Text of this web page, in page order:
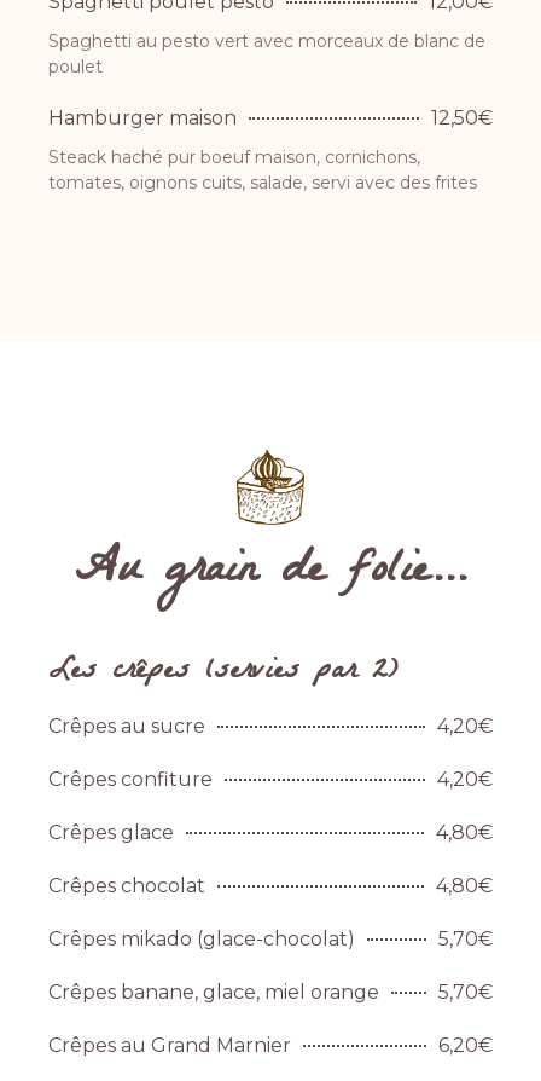
Spaghetti au pesto vert avec morceaux de blanc de
poulet
Hamburger maison 12,50€
Steack haché pur boeuf maison, cornichons,
tomates, oignons cuits, salade, servi avec des frites
Au grain de folie...
Les crêpes (servies par 2)
Crêpes au sucre 4,20€
Crêpes confiture 4,20€
Crêpes glace 4,80€
Crêpes chocolat 4,80€
Crêpes mikado (glace-chocolat) 5,70€
Crêpes banane, glace, miel orange 5,70€
Crêpes au Grand Marnier 6,20€